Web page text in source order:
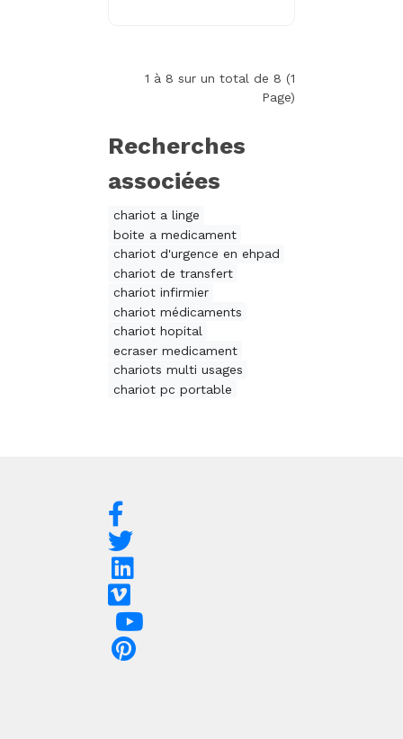
Recherches
associées
chariot a linge
boite a medicament
chariot d'urgence en ehpad
chariot de transfert
chariot infirmier
chariot médicaments
chariot hopital
ecraser medicament
chariots multi usages
chariot pc portable
1 à 8 sur un total de 8 (1
Page)